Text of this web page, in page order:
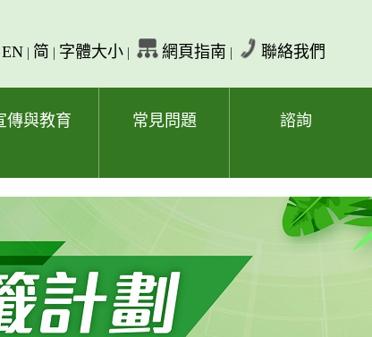
EN | 简 | 字體大小 | 網頁指南 | 聯絡我們
傳與教育 常見問題 諮詢